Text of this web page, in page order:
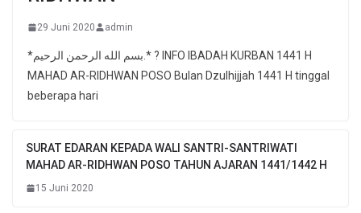
29 Juni 2020 admin
*بسم الله الرحمن الرحيم.* ? INFO IBADAH KURBAN 1441 H
MAHAD AR-RIDHWAN POSO Bulan Dzulhijjah 1441 H tinggal
beberapa hari
SURAT EDARAN KEPADA WALI SANTRI-SANTRIWATI
MAHAD AR-RIDHWAN POSO TAHUN AJARAN 1441/1442 H
15 Juni 2020